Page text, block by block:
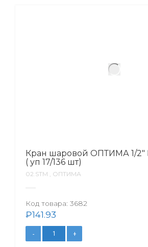
Кран шаровой ОПТИМА 1/2″
( уп 17/136 шт)
02.SТМ , ОПТИМА
Код товара: 3682
₽141.93